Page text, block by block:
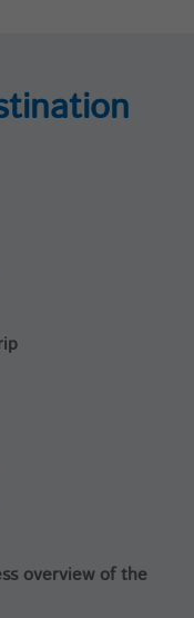
overview of the